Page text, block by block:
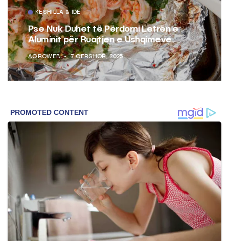
KËSHILLA & IDE
Pse Nuk Duhet të Përdorni Letrën e
Aluminit për Ruajtjen e Ushqimeve
AGROWEB 7 QERSHOR, 2025